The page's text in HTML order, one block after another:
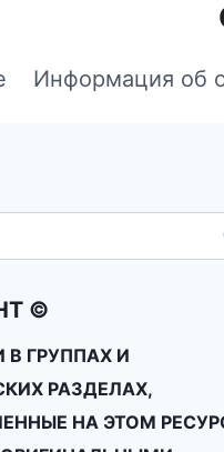
Информация об
©
В ГРУППАХ И
РАЗДЕЛАХ,
НА ЭТОМ